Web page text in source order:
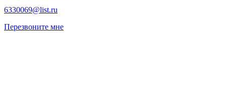
6330069@list.ru
Перезвоните мне